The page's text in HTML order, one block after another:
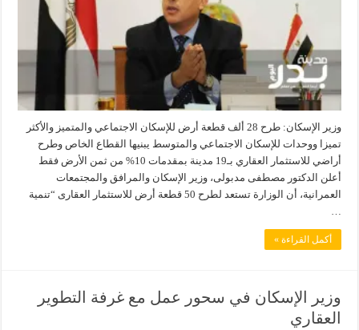
وزير الإسكان: طرح 28 ألف قطعة أرض للإسكان الاجتماعي والمتميز والأكثر
تميزا ووحدات للإسكان الاجتماعي والمتوسط يبنيها القطاع الخاص وطرح
أراضي للاستثمار العقاري بـ19 مدينة بمقدمات 10% من ثمن الأرض فقط
أعلن الدكتور مصطفى مدبولى، وزير الإسكان والمرافق والمجتمعات
العمرانية، أن الوزارة تستعد لطرح 50 قطعة أرض للاستثمار العقارى “تنمية
أكمل القراءة »
وزير الإسكان في سحور عمل مع غرفة التطوير
العقاري